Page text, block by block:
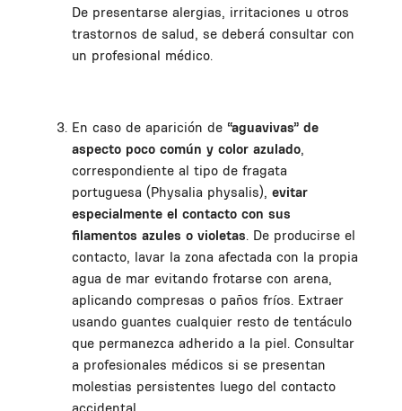
De presentarse alergias, irritaciones u otros
trastornos de salud, se deberá consultar con
un profesional médico.
En caso de aparición de “aguavivas” de
aspecto poco común y color azulado,
correspondiente al tipo de fragata
portuguesa (Physalia physalis), evitar
especialmente el contacto con sus
filamentos azules o violetas. De producirse el
contacto, lavar la zona afectada con la propia
agua de mar evitando frotarse con arena,
aplicando compresas o paños fríos. Extraer
usando guantes cualquier resto de tentáculo
que permanezca adherido a la piel. Consultar
a profesionales médicos si se presentan
molestias persistentes luego del contacto